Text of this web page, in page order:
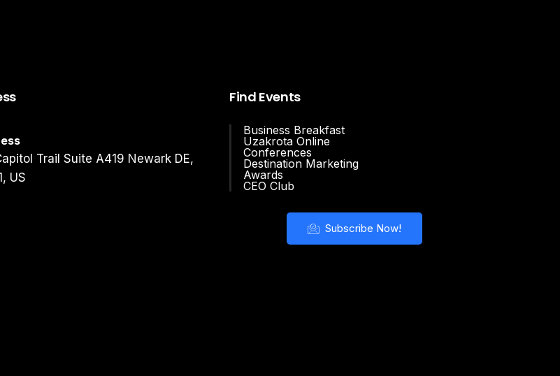
Trail Suite A419 Newark DE,
US
Find Events
Business Breakfast
Uzakrota Online
Conferences
Destination Marketing
Awards
CEO Club
Subscribe Now!